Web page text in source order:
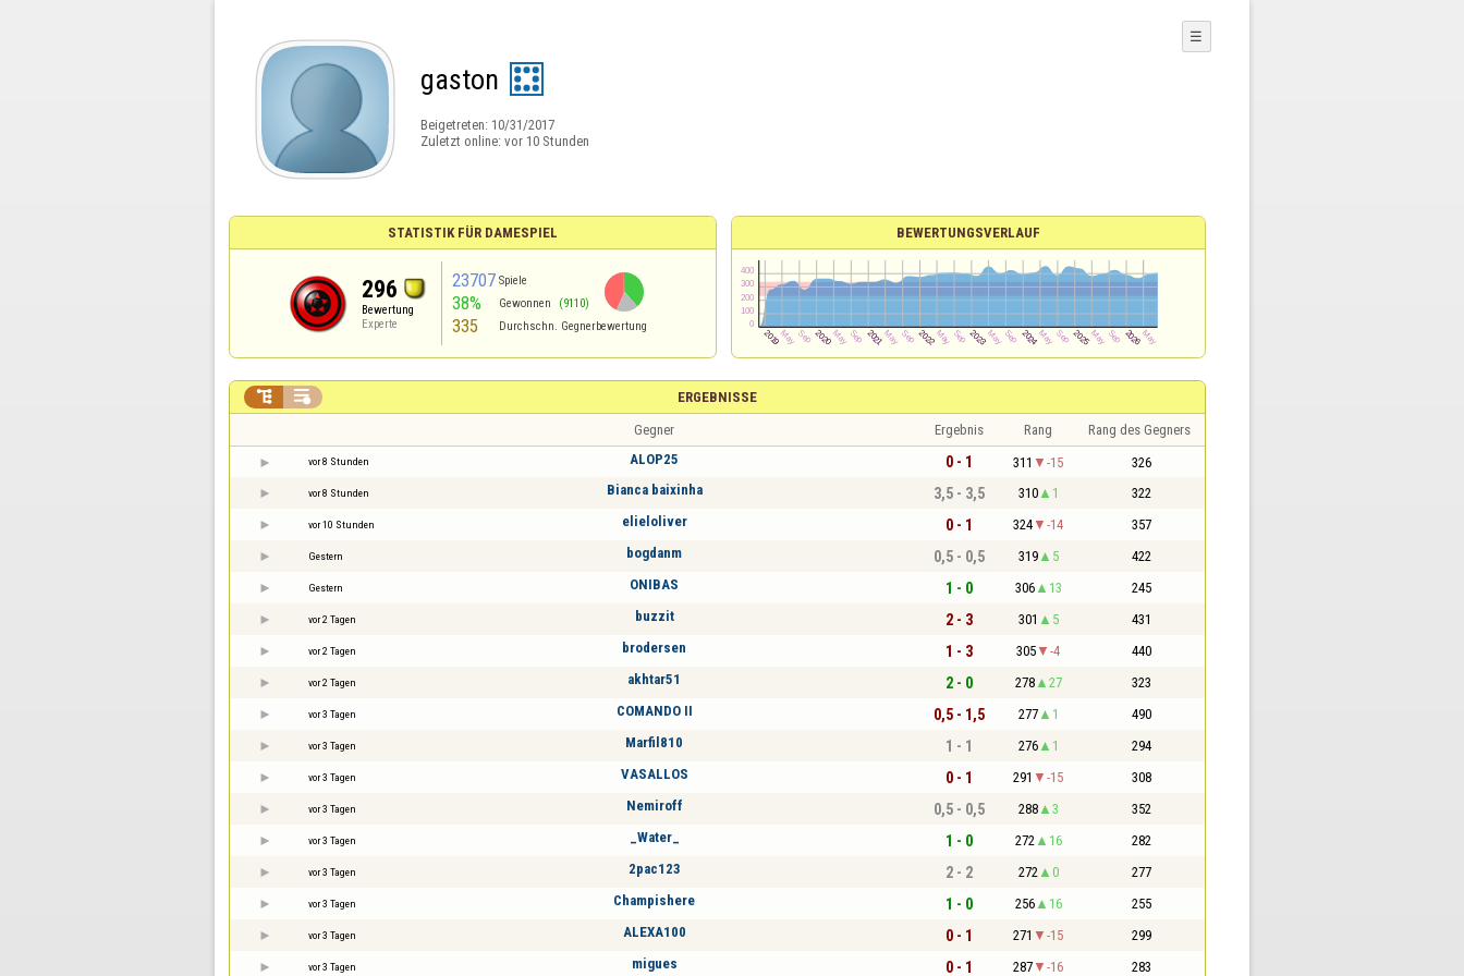
gaston
Beigetreten: 10/31/2017
Zuletzt online: vor 10 Stunden
☰
STATISTIK FÜR DAMESPIEL
296
Bewertung
Experte
23707 Spiele
38% Gewonnen (9110)
335 Durchschn. Gegnerbewertung
BEWERTUNGSVERLAUF
ERGEBNISSE
 
Gegner Ergebnis Rang Rang des Gegners
vor 8 Stunden ALOP25 0 - 1 311 -15 326
vor 8 Stunden Bianca baixinha 3,5 - 3,5 310 1 322
vor 10 Stunden elieloliver 0 - 1 324 -14 357
Gestern bogdanm 0,5 - 0,5 319 5 422
Gestern ONIBAS 1 - 0 306 13 245
vor 2 Tagen buzzit 2 - 3 301 5 431
vor 2 Tagen brodersen 1 - 3 305 -4 440
vor 2 Tagen akhtar51 2 - 0 278 27 323
vor 3 Tagen COMANDO II 0,5 - 1,5 277 1 490
vor 3 Tagen Marfil810 1 - 1 276 1 294
vor 3 Tagen VASALLOS 0 - 1 291 -15 308
vor 3 Tagen Nemiroff 0,5 - 0,5 288 3 352
vor 3 Tagen _Water_ 1 - 0 272 16 282
vor 3 Tagen 2pac123 2 - 2 272 0 277
vor 3 Tagen Champishere 1 - 0 256 16 255
vor 3 Tagen ALEXA100 0 - 1 271 -15 299
vor 3 Tagen migues 0 - 1 287 -16 283